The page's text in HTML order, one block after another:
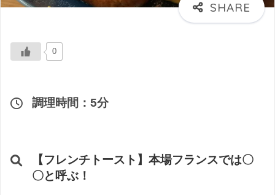
0
調理時間：5分
【フレンチトースト】本場フランスでは〇
〇と呼ぶ！